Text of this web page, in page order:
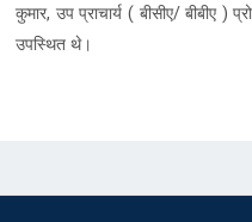
कुमार, उप प्राचार्य ( बीसीए/ बीबीए )
उपस्थित थे।